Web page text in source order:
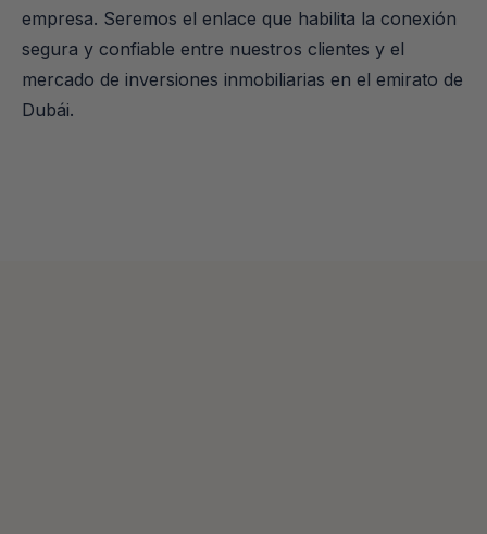
empresa. Seremos el enlace que habilita la conexión
segura y confiable entre nuestros clientes y el
mercado de inversiones inmobiliarias en el emirato de
Dubái.